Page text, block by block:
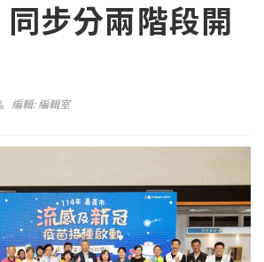
步分兩階段開
編輯:編輯室